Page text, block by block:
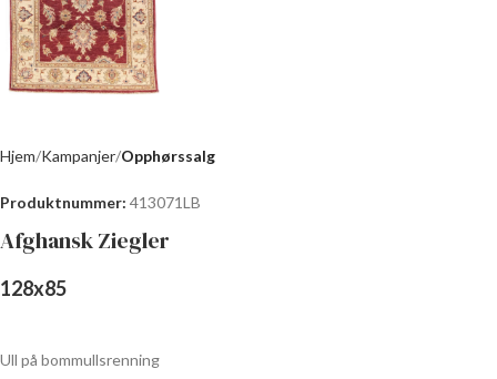
Hjem Kampanjer Opphørssalg
Produktnummer: 413071LB
Afghansk Ziegler
128x85
Ull på bommullsrenning